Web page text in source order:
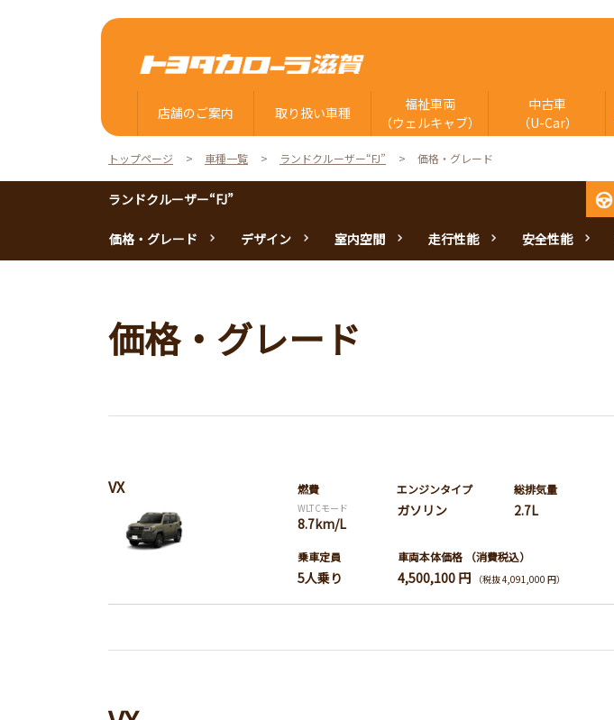
店舗のご案内 取り扱い車種
福祉車両
（ウェルキャブ）
中古車
（U-Car）
トップページ 車種一覧 ランドクルーザー“FJ” 価格・グレード
ランドクルーザー“FJ”
価格・グレード デザイン 室内空間 走行性能 安全性能
価格・グレード
VX 燃費
WLTCモード
8.7km/L
エンジンタイプ
ガソリン
総排気量
2.7L
乗車定員
5人乗り
車両本体価格 （消費税込）
4,500,100 円 （税抜 4,091,000 円）